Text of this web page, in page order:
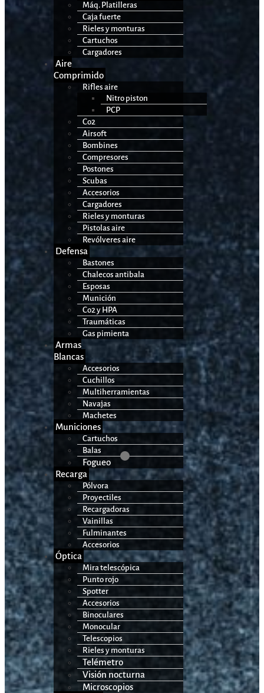
Máq. Platilleras
Caja fuerte
Rieles y monturas
Cartuchos
Cargadores
Aire
Comprimido
Rifles aire
Nitro piston
PCP
Co2
Airsoft
Bombines
Compresores
Postones
Scubas
Accesorios
Cargadores
Rieles y monturas
Pistolas aire
Revólveres aire
Defensa
Bastones
Chalecos antibala
Esposas
Munición
Co2 y HPA
Traumáticas
Gas pimienta
Armas
Blancas
Accesorios
Cuchillos
Multiherramientas
Navajas
Machetes
Municiones
Cartuchos
Balas
Fogueo
Recarga
Pólvora
Proyectiles
Recargadoras
Vainillas
Fulminantes
Accesorios
Óptica
Mira telescópica
Punto rojo
Spotter
Accesorios
Binoculares
Monocular
Telescopios
Rieles y monturas
Telémetro
Visión nocturna
Microscopios